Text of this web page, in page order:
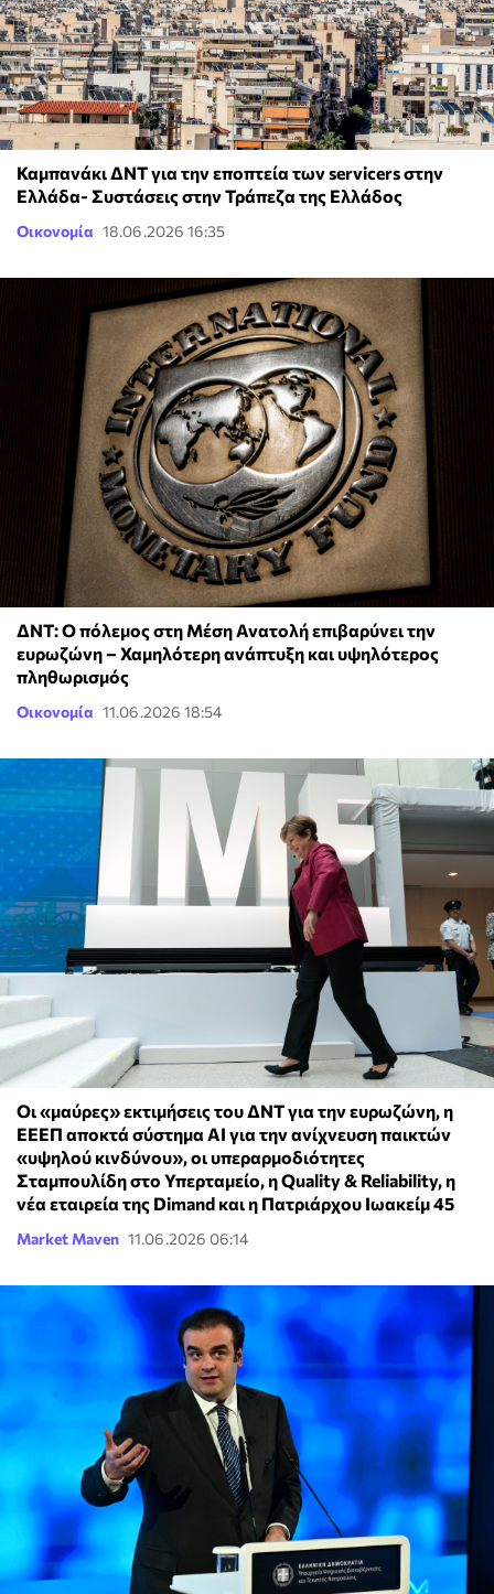
Καμπανάκι ΔΝΤ για την εποπτεία των servicers στην
Ελλάδα- Συστάσεις στην Τράπεζα της Ελλάδος
Οικονομία 18.06.2026 16:35
ΔΝΤ: Ο πόλεμος στη Μέση Ανατολή επιβαρύνει την
ευρωζώνη – Χαμηλότερη ανάπτυξη και υψηλότερος
πληθωρισμός
Οικονομία 11.06.2026 18:54
Οι «μαύρες» εκτιμήσεις του ΔΝΤ για την ευρωζώνη, η
ΕΕΕΠ αποκτά σύστημα ΑΙ για την ανίχνευση παικτών
«υψηλού κινδύνου», οι υπεραρμοδιότητες
Σταμπουλίδη στο Υπερταμείο, η Quality & Reliability, η
νέα εταιρεία της Dimand και η Πατριάρχου Ιωακείμ 45
Market Maven 11.06.2026 06:14